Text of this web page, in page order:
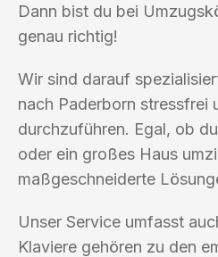
Dann bist du bei
genau richtig!
Wir sind darauf
nach Paderborn stressfrei
durchzuführen. Egal, ob
oder ein großes Haus
maßgeschneiderte
Unser Service umfasst
Klaviere gehören zu den